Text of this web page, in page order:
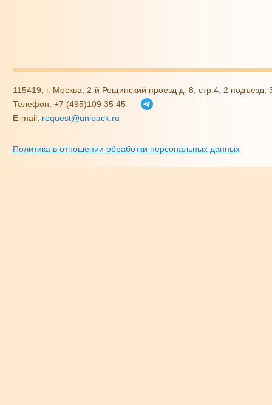
115419, г. Москва, 2-й Рощинский проезд д. 8, стр.4, 2
Телефон: +7 (495)109 35 45
E-mail: request@unipack.ru
Политика в отношении обработки персональных данных